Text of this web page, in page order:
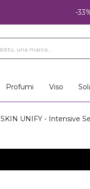
-
Profumi Viso
SKIN UNIFY - Intensive